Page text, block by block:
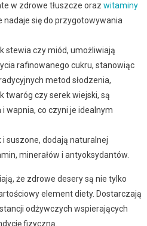
w zdrowe tłuszcze oraz witaminy
nadaje się do przygotowywania
stewia czy miód, umożliwiają
rafinowanego cukru, stanowiąc
metod słodzenia,
twaróg czy serek wiejski, są
i wapnia, co czyni je idealnym
suszone, dodają naturalnej
minerałów i antyoksydantów.
że zdrowe desery są nie tylko
element diety. Dostarczają
odżywczych wspierających
fizyczną.